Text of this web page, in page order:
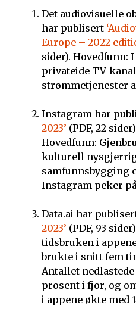
Det audiovisuelle
har publisert
Europe – 2022
sider). Hovedfunn: I
privateide TV-
strømmetjenester
Instagram har
2023’ (PDF, 22
Hovedfunn:
kulturell
samfunnsbygging
Instagram peker
Data.ai har
2023’ (PDF, 93
tidsbruken i
brukte i snitt fem
Antallet nedlastede
prosent i fjor, og
i appene økte med